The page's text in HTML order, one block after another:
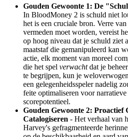
Gouden Gewoonte 1: De
In BloodMoney 2 is schuld niet
het is een cruciale bron. Verre
vermeden moet worden, vereist
op hoog niveau dat je schuld ziet
maatstaf die gemanipuleerd kan
actie, elk moment van moreel
die het spel verwachtdat je
te begrijpen, kun je
een gelegenheidsspeler nadelig
feite optimaliseren voor
scorepotentieel.
Gouden Gewoonte 2: Proactief
Catalogiseren - Het verhaal van
Harvey's gefragmenteerde